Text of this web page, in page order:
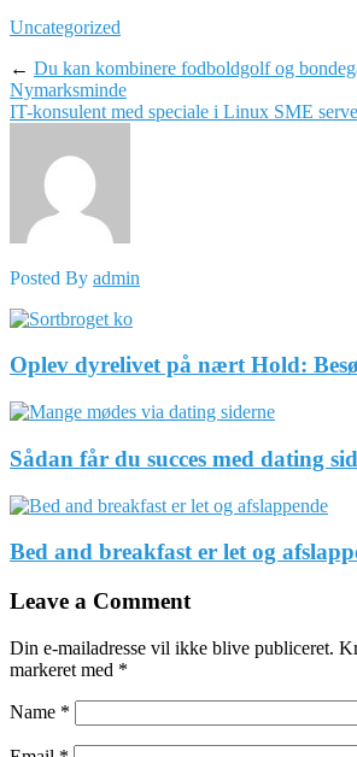
Uncategorized
← Du kan kombinere fodboldgolf og
Nymarksminde
IT-konsulent med speciale i Linux SME
Posted By admin
Oplev dyrelivet på nært Hold:
Sådan får du succes med dating
Bed and breakfast er let og
Leave a Comment
Din e-mailadresse vil ikke blive publiceret.
markeret med *
Name *